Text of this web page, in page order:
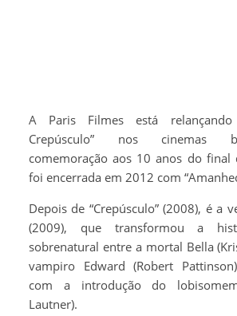
A Paris Filmes está
Crepúsculo” nos cinemas
comemoração aos 10 anos do final
foi encerrada em 2012 com
Depois de “Crepúsculo” (2008), é a
(2009), que transformou a
sobrenatural entre a mortal Bella
vampiro Edward (Robert
com a introdução do
Lautner).